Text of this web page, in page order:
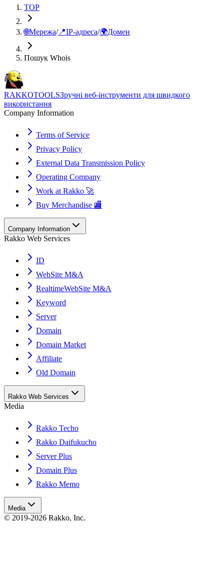
TOP
🌐Мережа/📍IP-адреса/🌍Домен
Пошук Whois
RAKKOTOOLSЗручні веб-інструменти для швидкого
використання
Company Information
Terms of Service
Privacy Policy
External Data Transmission Policy
Operating Company
Work at Rakko 🚀
Buy Merchandise 🏬
Company Information
Rakko Web Services
ID
WebSite M&A
RealtimeWebSite M&A
Keyword
Server
Domain
Domain Market
Affiliate
Old Domain
Rakko Web Services
Media
Rakko Techo
Rakko Daifukucho
Server Plus
Domain Plus
Rakko Memo
Media
© 2019-2026 Rakko, Inc.